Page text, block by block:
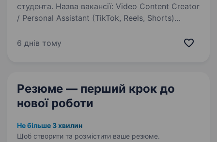
студента. Назва вакансії: Video Content Creator
/ Personal Assistant (TikTok, Reels, Shorts)
в одному обличчі! Якщо ти шариш у трендах
6 днів тому
Резюме — перший крок до
нової роботи
Не більше 3 хвилин
Щоб створити та розмістити ваше резюме.